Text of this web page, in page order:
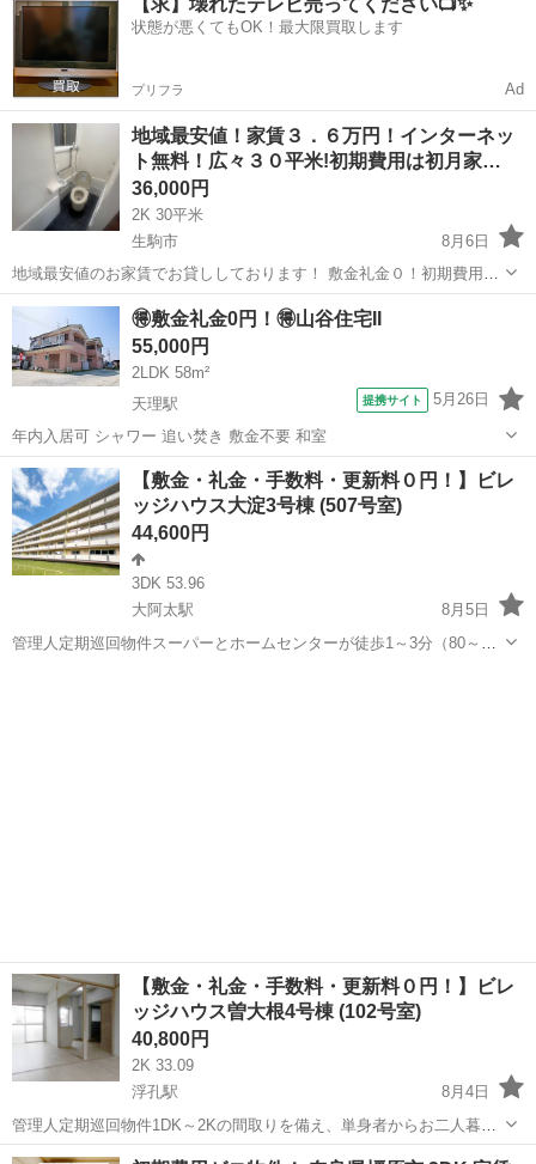
5階の空き予定物件出ました！！！（7月下旬空き予定） ◎敷礼な
し！！仲介料無...状態が悪くてもOK！最大限買取します
プリフラ Ad
地域最安値！家賃３．６万円！インターネッ
ト無料！広々３０平米!初期費用は初月家…
36,000円
2K 30平米
生駒市
8月6日
地域最安値のお家賃でお貸ししております！ 敷金礼金０！初期費用は
当月家賃と火災保険1.6万円のみ！家賃激安！インターネット無料！！
ペット可！風呂トイレ別！2人入居可！高齢者・生活保護・外国人可！
100m以内に近隣駐車場...
奈良 生駒市 賃貸（マンション/一戸建て）
🉐敷金礼金0円！🉐山谷住宅II
55,000円
2LDK 58m²
天理駅
提携サイト 5月26日
年内入居可 シャワー 追い焚き 敷金不要 和室
奈良 天理市 天理駅 一戸建て
【敷金・礼金・手数料・更新料０円！】ビレ
ッジハウス大淀3号棟 (507号室)
44,600円
3DK 53.96
大阿太駅
8月5日
管理人定期巡回物件スーパーとホームセンターが徒歩1～3分（80～
【敷金・礼金・手数料・更新料０円！】ビレ
ッジハウス曽大根4号棟 (102号室)
40,800円
2K 33.09
浮孔駅
8月4日
管理人定期巡回物件1DK～2Kの間取りを備え、単身者からお二人暮ら
しまで幅広いライフスタイルに対応可能な物件です。ペット飼育につ
奈良 大和高田市 浮孔駅 アパート ビレッジハウス